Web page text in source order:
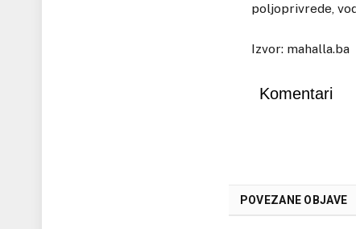
poljoprivrede,
Izvor: mahalla.ba
Komentari
POVEZANE OBJAVE